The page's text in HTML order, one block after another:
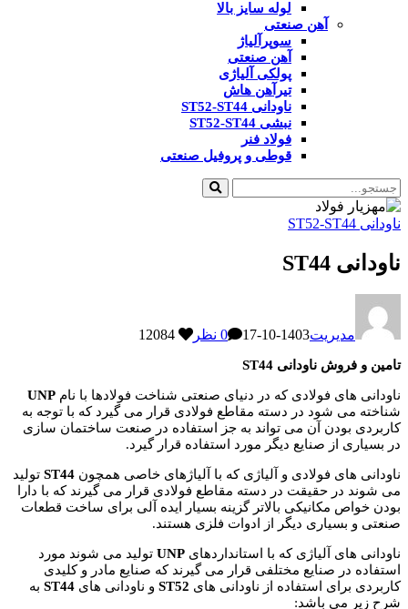
لوله سایز بالا
آهن صنعتی
سوپرآلیاژ
آهن صنعتی
پولکی آلیاژی
تیرآهن هاش
ناودانی ST52-ST44
نبشی ST52-ST44
فولاد فنر
قوطی و پروفیل صنعتی
ناودانی ST52-ST44
ناودانی ST44
مدیریت1403-10-17 0 نظر
تامین و فروش ناودانی ST44
ناودانی های فولادی که در دنیای صنعتی شناخت فولادها با نام UNP
شناخته می شود در دسته مقاطع فولادی قرار می گیرد که با توجه به
کاربردی بودن آن می تواند به جز استفاده در صنعت ساختمان سازی
در بسیاری از صنایع دیگر مورد استفاده قرار گیرد.
ناودانی های فولادی و آلیاژی که با آلیاژهای خاصی همچون ST44 تولید
می شوند در حقیقت در دسته مقاطع فولادی قرار می گیرند که با دارا
بودن خواص مکانیکی بالاتر گزینه بسیار ایده آلی برای ساخت قطعات
صنعتی و بسیاری دیگر از ادوات فلزی هستند.
ناودانی های آلیاژی که با استانداردهای UNP تولید می شوند مورد
استفاده در صنایع مختلفی قرار می گیرند که صنایع مادر و کلیدی
کاربردی برای استفاده از ناودانی های ST52 و ناودانی های ST44 به
شرح زیر می باشد: